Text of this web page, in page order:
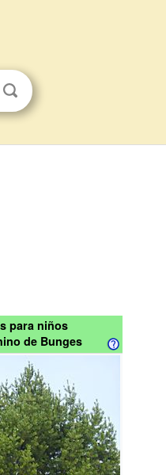
para niños
de Bunges